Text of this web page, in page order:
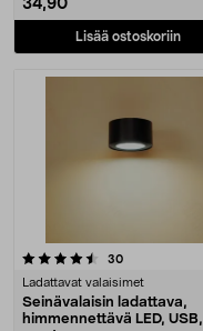
34,90
Lisää ostoskoriin
30arvostelut
Ladattavat valaisimet
Seinävalaisin ladattava,
himmennettävä LED, USB,
4.5 viidestä tähdestä